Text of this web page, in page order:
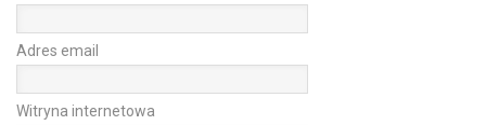
Adres email
Witryna internetowa